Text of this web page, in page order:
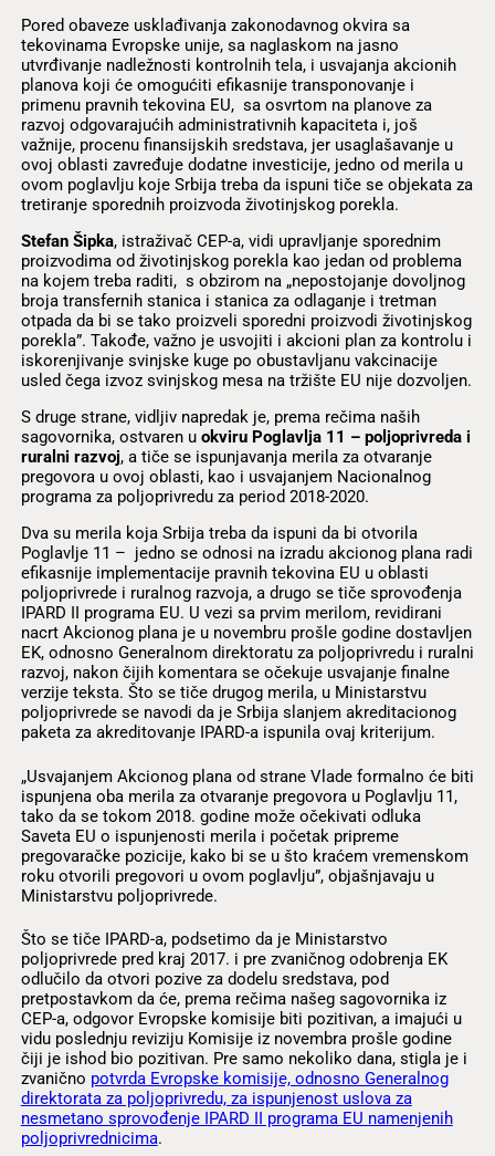
Pored obaveze usklađivanja zakonodavnog okvira sa
tekovinama Evropske unije, sa naglaskom na jasno
utvrđivanje nadležnosti kontrolnih tela, i usvajanja akcionih
planova koji će omogućiti efikasnije transponovanje i
primenu pravnih tekovina EU, sa osvrtom na planove za
razvoj odgovarajućih administrativnih kapaciteta i, još
važnije, procenu finansijskih sredstava, jer usaglašavanje u
ovoj oblasti zavređuje dodatne investicije, jedno od merila u
ovom poglavlju koje Srbija treba da ispuni tiče se objekata za
tretiranje sporednih proizvoda životinjskog porekla.
Stefan Šipka, istraživač CEP-a, vidi upravljanje sporednim
proizvodima od životinjskog porekla kao jedan od problema
na kojem treba raditi, s obzirom na „nepostojanje dovoljnog
broja transfernih stanica i stanica za odlaganje i tretman
otpada da bi se tako proizveli sporedni proizvodi životinjskog
porekla”. Takođe, važno je usvojiti i akcioni plan za kontrolu i
iskorenjivanje svinjske kuge po obustavljanu vakcinacije
usled čega izvoz svinjskog mesa na tržište EU nije dozvoljen.
S druge strane, vidljiv napredak je, prema rečima naših
sagovornika, ostvaren u okviru Poglavlja 11 – poljoprivreda i
ruralni razvoj, a tiče se ispunjavanja merila za otvaranje
pregovora u ovoj oblasti, kao i usvajanjem Nacionalnog
programa za poljoprivredu za period 2018-2020.
Dva su merila koja Srbija treba da ispuni da bi otvorila
Poglavlje 11 – jedno se odnosi na izradu akcionog plana radi
efikasnije implementacije pravnih tekovina EU u oblasti
poljoprivrede i ruralnog razvoja, a drugo se tiče sprovođenja
IPARD II programa EU. U vezi sa prvim merilom, revidirani
nacrt Akcionog plana je u novembru prošle godine dostavljen
EK, odnosno Generalnom direktoratu za poljoprivredu i ruralni
razvoj, nakon čijih komentara se očekuje usvajanje finalne
verzije teksta. Što se tiče drugog merila, u Ministarstvu
poljoprivrede se navodi da je Srbija slanjem akreditacionog
paketa za akreditovanje IPARD-a ispunila ovaj kriterijum.
„Usvajanjem Akcionog plana od strane Vlade formalno će biti
ispunjena oba merila za otvaranje pregovora u Poglavlju 11,
tako da se tokom 2018. godine može očekivati odluka
Saveta EU o ispunjenosti merila i početak pripreme
pregovaračke pozicije, kako bi se u što kraćem vremenskom
roku otvorili pregovori u ovom poglavlju”, objašnjavaju u
Ministarstvu poljoprivrede.
Što se tiče IPARD-a, podsetimo da je Ministarstvo
poljoprivrede pred kraj 2017. i pre zvaničnog odobrenja EK
odlučilo da otvori pozive za dodelu sredstava, pod
pretpostavkom da će, prema rečima našeg sagovornika iz
CEP-a, odgovor Evropske komisije biti pozitivan, a imajući u
vidu poslednju reviziju Komisije iz novembra prošle godine
čiji je ishod bio pozitivan. Pre samo nekoliko dana, stigla je i
zvanično potvrda Evropske komisije, odnosno Generalnog
direktorata za poljoprivredu, za ispunjenost uslova za
nesmetano sprovođenje IPARD II programa EU namenjenih
poljoprivrednicima.